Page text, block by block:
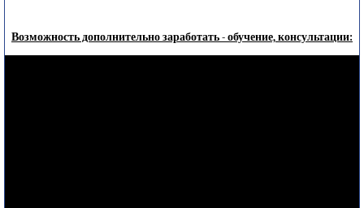
Возможность дополнительно заработать - обучение, консультации: